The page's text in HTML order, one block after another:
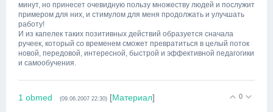
минут, но принесет очевидную пользу множеству людей и послужит
примером для них, и стимулом для меня продолжать и улучшать
работу!
И из капелек таких позитивных действий образуется сначала
ручеек, который со временем сможет превратиться в целый поток
новой, передовой, интересной, быстрой и эффективной педагогики
и самообучения.
0
1 obmed (09.06.2007 22:30) [Материал]